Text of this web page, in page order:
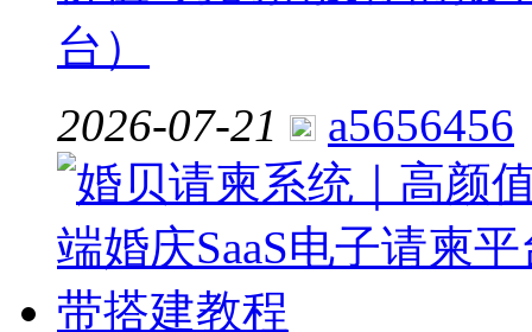
台）
2026-07-21
a5656456